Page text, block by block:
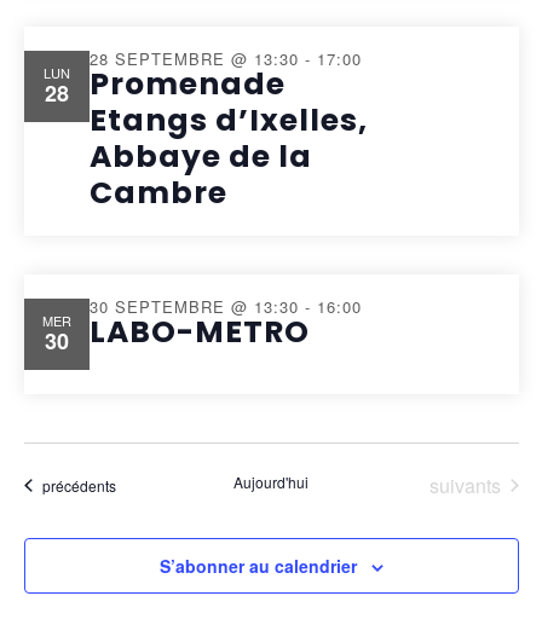
LUN
28
Promenade
Etangs d’Ixelles,
Abbaye de la
Cambre
28 SEPTEMBRE @ 13:30 - 17:00
MER
30 LABO-METRO
30 SEPTEMBRE @ 13:30 - 16:00
Évènements
précédents Aujourd'hui Évènements
suivants
S’abonner au calendrier